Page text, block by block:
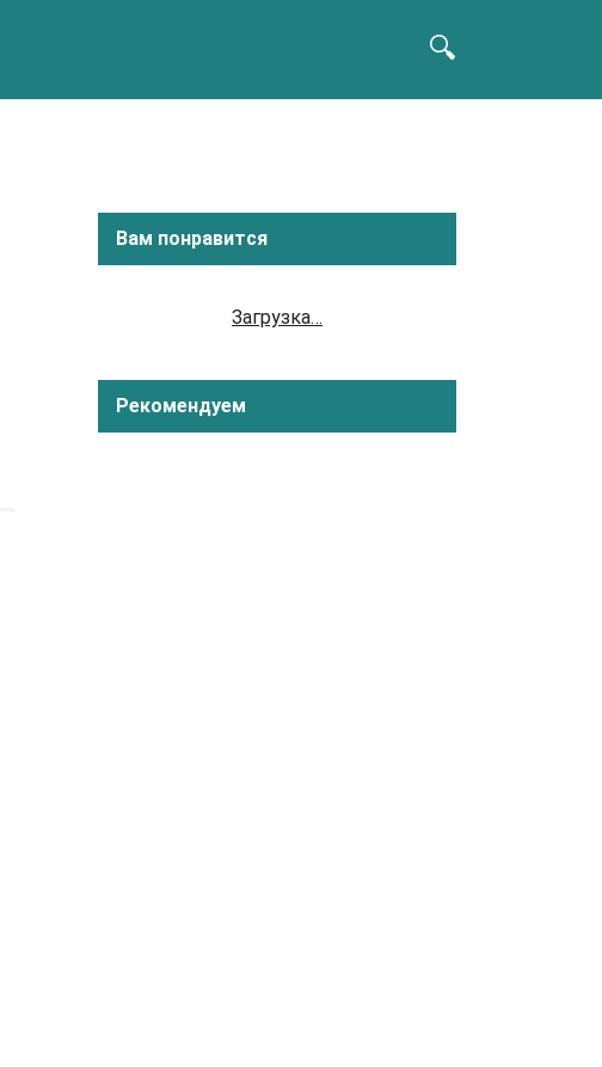
Вам понравится
Загрузка…
Рекомендуем